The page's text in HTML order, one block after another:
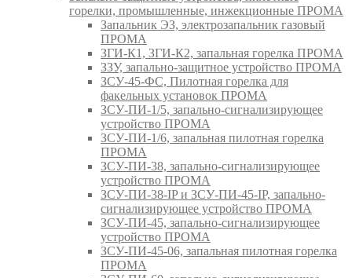
горелки, промышленные, инжекционные ПРОМА
Запальник ЭЗ, электрозапальник газовый
ПРОМА
ЗГИ-К1, ЗГИ-К2, запальная горелка ПРОМА
ЗЗУ, запально-защитное устройство ПРОМА
ЗСУ-45-ФС, Пилотная горелка для
факельных установок ПРОМА
ЗСУ-ПИ-1/5, запально-сигнализирующее
устройство ПРОМА
ЗСУ-ПИ-1/6, запальная пилотная горелка
ПРОМА
ЗСУ-ПИ-38, запально-сигнализирующее
устройство ПРОМА
ЗСУ-ПИ-38-IP и ЗСУ-ПИ-45-IP, запально-
сигнализирующее устройство ПРОМА
ЗСУ-ПИ-45, запально-сигнализирующее
устройство ПРОМА
ЗСУ-ПИ-45-06, запальная пилотная горелка
ПРОМА